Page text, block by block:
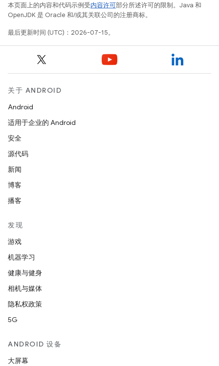
本页面上的内容和代码示例受内容许可部分所述许可的限制。Java 和
OpenJDK 是 Oracle 和/或其关联公司的注册商标。
最后更新时间 (UTC)：2026-07-15。
关于 ANDROID
Android
适用于企业的 Android
安全
源代码
新闻
博客
播客
发现
游戏
机器学习
健康与健身
相机与媒体
隐私权政策
5G
ANDROID 设备
大屏幕